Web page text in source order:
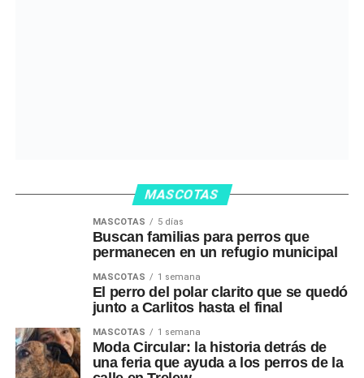
MASCOTAS
MASCOTAS 5 días
Buscan familias para perros que
permanecen en un refugio municipal
MASCOTAS 1 semana
El perro del polar clarito que se quedó
junto a Carlitos hasta el final
MASCOTAS 1 semana
Moda Circular: la historia detrás de
una feria que ayuda a los perros de la